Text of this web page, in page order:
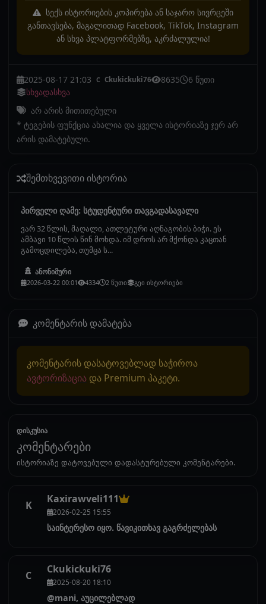
სექს ისტორიების კოპირება ან საჯარო სივრცეში
განთავსება, მაგალითად Facebook, TikTok, Instagram
ან სხვა პლატფორმებზე, აკრძალულია!
2025-08-17 21:03 C Ckukickuki76 8635
6 წუთი
სხვადასხვა
არ არის მითითებული
* ტეგების ფუნქცია ახალია და ყველა ისტორიაზე ჯერ არ
არის დამატებული.
შემთხვევითი ისტორია
პირველი ღამე: სტუდენტური თავგადასავალი
ვარ 32 წლის, მაღალი, ათლეტური აღნაგობის ბიჭი. ეს
ამბავი 10 წლის წინ მოხდა. იმ დროს არ მქონდა კაცთან
გამოცდილება, თუმცა ს...
ანონიმური
2026-03-22 00:01 4334 2 წუთი გეი ისტორიები
კომენტარის დამატება
კომენტარის დასატოვებლად საჭიროა
ავტორიზაცია და Premium პაკეტი.
დისკუსია
კომენტარები
ისტორიაზე დატოვებული დადასტურებული კომენტარები.
K Kaxirawveli111
2026-02-25 15:55
საინტერესო იყო. წავიკითხავ გაგრძელებას
C Ckukickuki76
2025-08-20 18:10
@mani, აუცილებლად